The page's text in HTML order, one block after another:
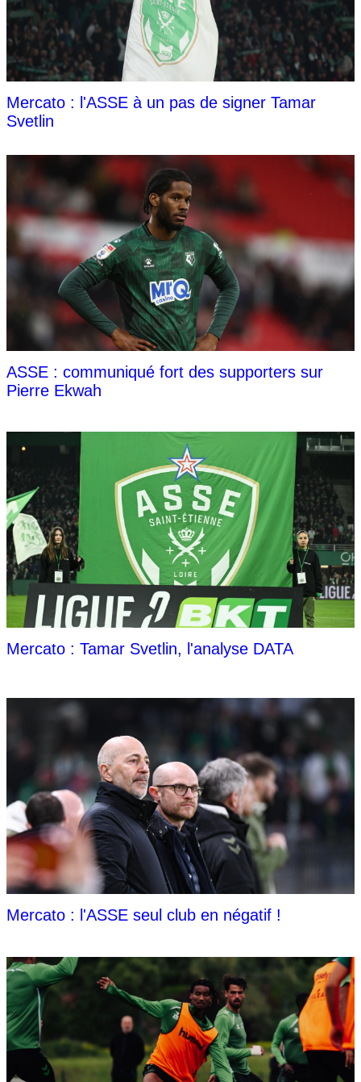
Mercato : l'ASSE à un pas de signer Tamar
Svetlin
ASSE : communiqué fort des supporters sur
Pierre Ekwah
Mercato : Tamar Svetlin, l'analyse DATA
Mercato : l'ASSE seul club en négatif !